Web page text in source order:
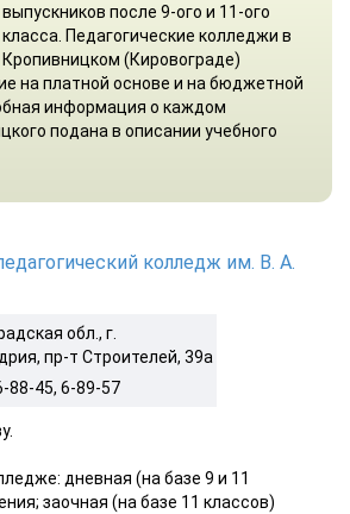
выпускников после 9-ого и 11-ого
класса. Педагогические колледжи в
Кропивницком (Кировограде)
на платной основе и на бюджетной
информация о каждом
подана в описании учебного
колледж им. В. А.
обл., г.
пр-т Строителей, 39а
88-45, 6-89-57
дневная (на базе 9 и 11
заочная (на базе 11 классов)